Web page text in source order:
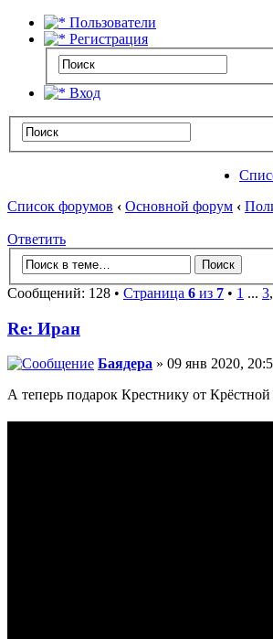
Пользователи
Регистрация
Вход
Список форумов ‹ Основной форум ‹
Ответить
Сообщений: 128 • Страница 6 из 7 • 1 ... 3,
Re: Иран
Баядера » 09 янв 2020,
А теперь подарок Крестнику от